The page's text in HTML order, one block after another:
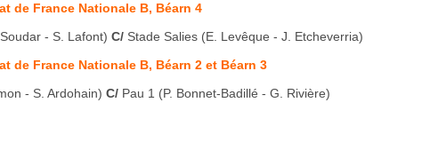
de France Nationale B, Béarn 4
- S. Lafont) C/ Stade Salies (E. Levêque - J. Etcheverria)
de France Nationale B, Béarn 2 et Béarn 3
- S. Ardohain) C/ Pau 1 (P. Bonnet-Badillé - G. Rivière)